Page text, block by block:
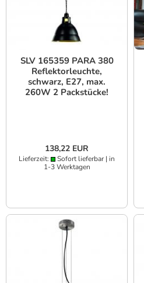
SLV 165359 PARA 380
Reflektorleuchte,
schwarz, E27, max.
260W 2 Packstücke!
138,22 EUR
Lieferzeit:
Sofort lieferbar | in
1-3 Werktagen